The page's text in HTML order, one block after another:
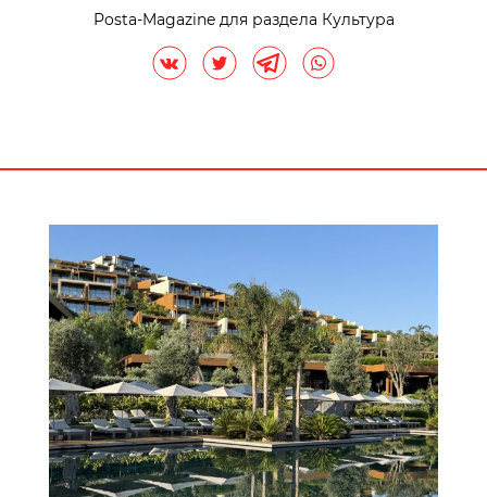
Posta-Magazine для раздела Культура